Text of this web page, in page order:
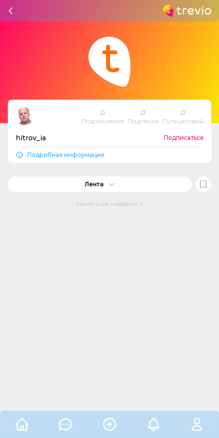
0
Подписчиков
0
Подписок
0
Путешествий
hitrov_ia Подписаться
Подробная информация
Лента
Ничего не найдено :(